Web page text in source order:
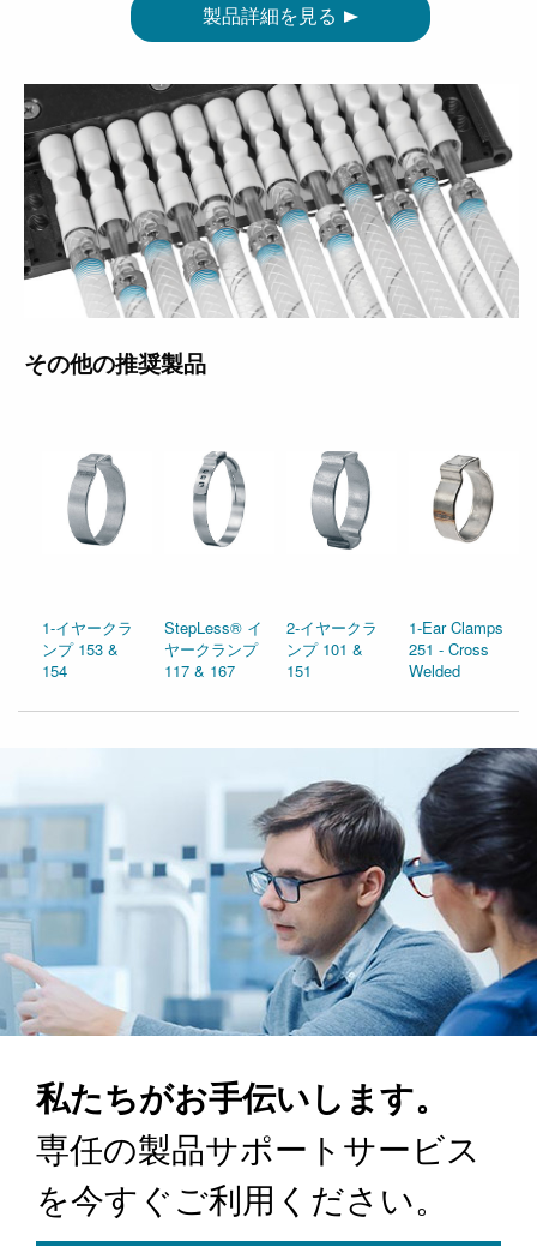
製品詳細を見る
その他の推奨製品
1-イヤークラ
ンプ 153 &
154
StepLess® イ
ヤークランプ
117 & 167
2-イヤークラ
ンプ 101 &
151
1-Ear Clamps
251 - Cross
Welded
私たちがお手伝いします。
専任の製品サポートサービス
を今すぐご利用ください。